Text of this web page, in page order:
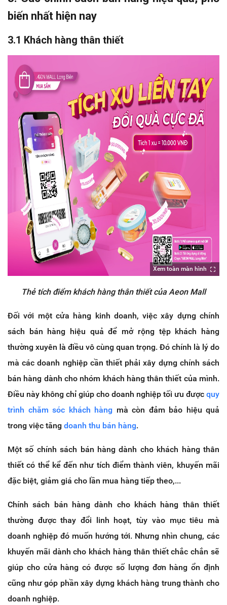
biến nhất hiện nay
3.1 Khách hàng thân thiết
Xem toàn màn hình
Thẻ tích điểm khách hàng thân thiết của Aeon Mall
Đối với một cửa hàng kinh doanh, việc xây dựng chính
sách bán hàng hiệu quả để mở rộng tệp khách hàng
thường xuyên là điều vô cùng quan trọng. Đó chính là lý do
mà các doanh nghiệp cần thiết phải xây dựng chính sách
bán hàng dành cho nhóm khách hàng thân thiết của mình.
Điều này không chỉ giúp cho doanh nghiệp tối ưu được quy
trình chăm sóc khách hàng mà còn đảm bảo hiệu quả
trong việc tăng doanh thu bán hàng.
Một số chính sách bán hàng dành cho khách hàng thân
thiết có thể kể đến như tích điểm thành viên, khuyến mãi
đặc biệt, giảm giá cho lần mua hàng tiếp theo,...
Chính sách bán hàng dành cho khách hàng thân thiết
thường được thay đổi linh hoạt, tùy vào mục tiêu mà
doanh nghiệp đó muốn hướng tới. Nhưng nhìn chung, các
khuyến mãi dành cho khách hàng thân thiết chắc chắn sẽ
giúp cho cửa hàng có được số lượng đơn hàng ổn định
cũng như góp phần xây dựng khách hàng trung thành cho
doanh nghiệp.